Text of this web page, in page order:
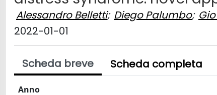
Alessandro Belletti; Diego Palumbo;
2022-01-01
Scheda breve Scheda completa
Anno